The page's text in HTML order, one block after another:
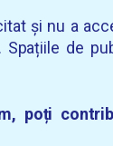
și nu a
Spațiile de
poți